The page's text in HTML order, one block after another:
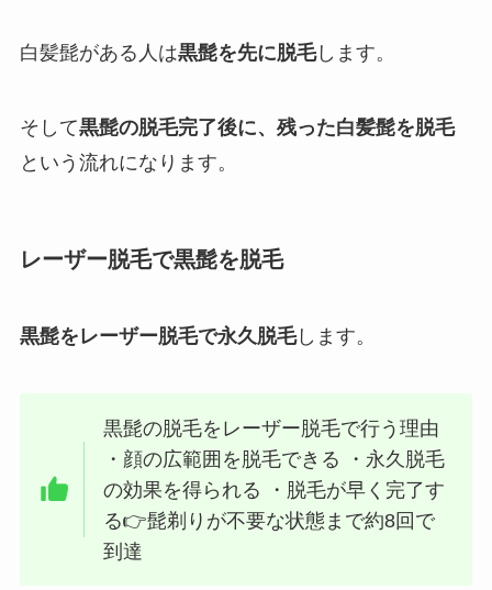
白髪髭がある人は黒髭を先に脱毛します。
そして黒髭の脱毛完了後に、残った白髪髭を脱毛
という流れになります。
レーザー脱毛で黒髭を脱毛
黒髭をレーザー脱毛で永久脱毛します。
黒髭の脱毛をレーザー脱毛で行う理由
・顔の広範囲を脱毛できる ・永久脱毛
の効果を得られる ・脱毛が早く完了す
る👉髭剃りが不要な状態まで約8回で
到達